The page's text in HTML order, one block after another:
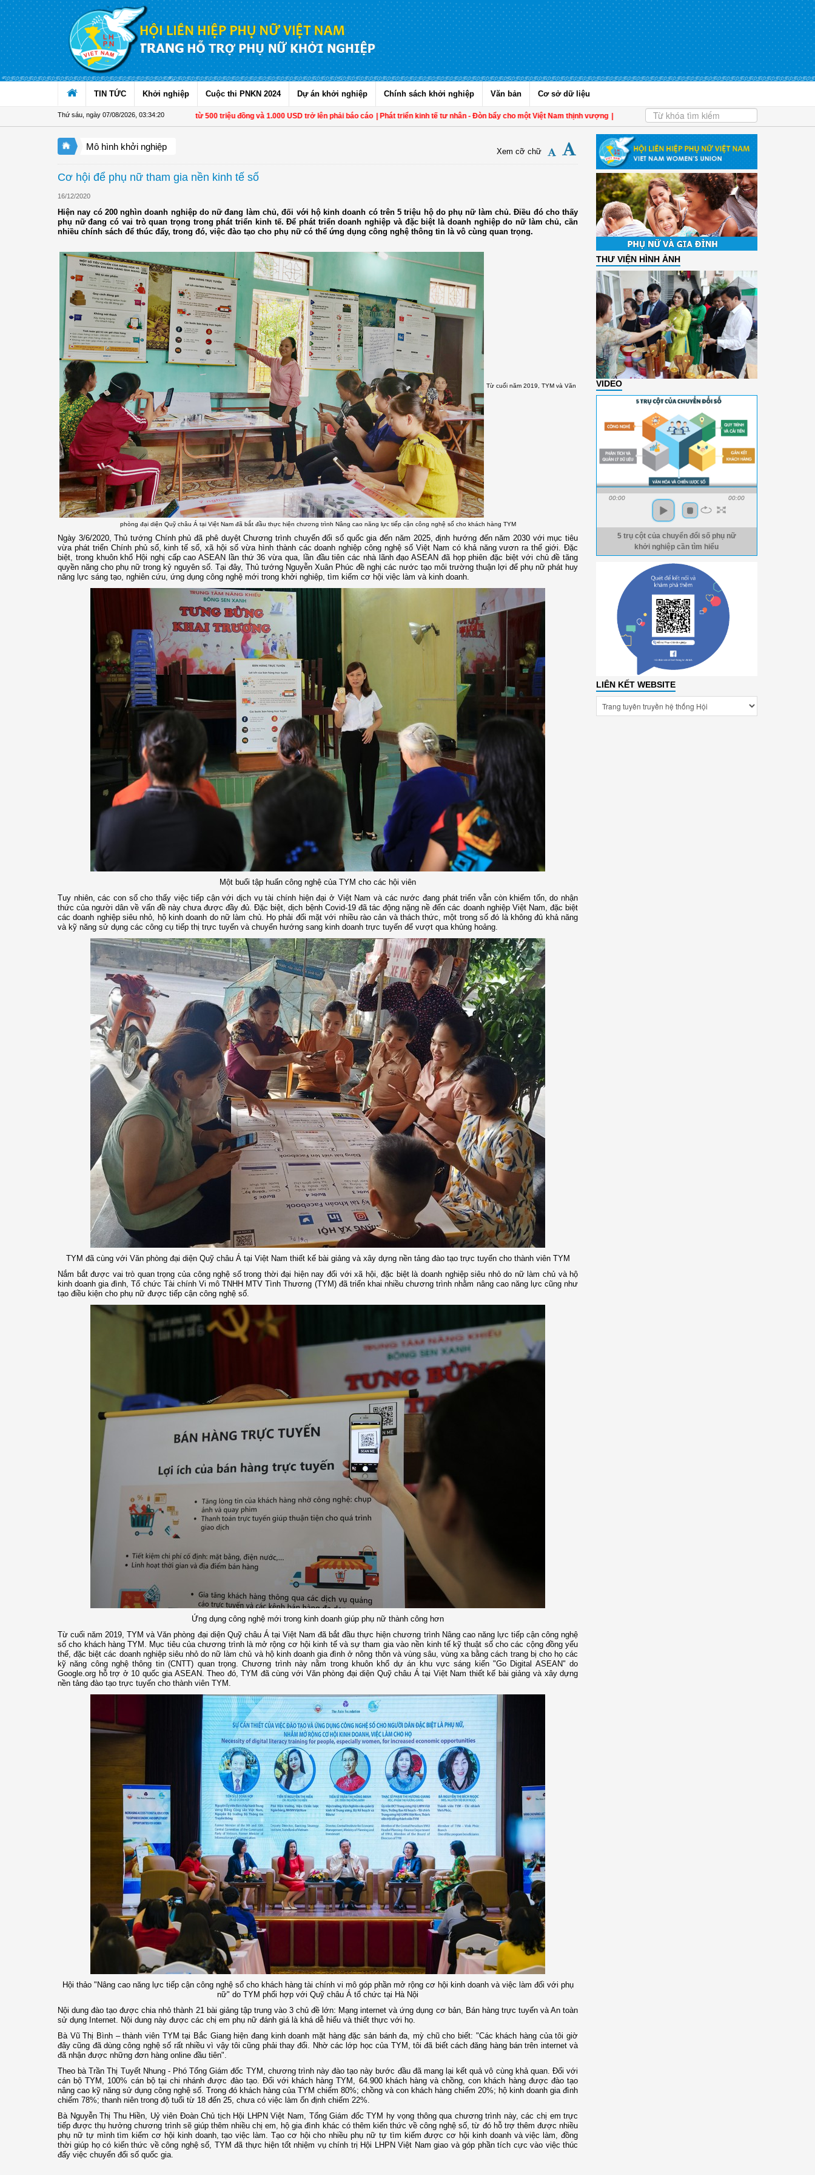
Truy cập nội dung luôn
TIN TỨC Khởi nghiệp Cuộc thi PNKN 2024 Dự án khởi nghiệp Chính sách khởi nghiệp Văn bản Cơ sở dữ liệu
Thứ sáu, ngày 07/08/2026 03:34:22
Từ 1/11, chuyển tiền từ 500 triệu đồng và 1.000 USD trở lên phải báo cáo | Phát triển kinh tế tư nhân - Đòn bẩy cho một Việt Nam thịnh vượng | Hội LHPN tỉnh Kiên Giang biểu dương phụ nữ tiêu biểu trong tham
Mô hình khởi nghiệp Xem cỡ chữ
Cơ hội để phụ nữ tham gia nền kinh tế số
16/12/2020
Hiện nay có 200 nghìn doanh nghiệp do nữ đang làm chủ, đối với hộ kinh doanh có trên 5 triệu hộ do phụ nữ làm chủ. Điều đó cho thấy
phụ nữ đang có vai trò quan trọng trong phát triển kinh tế. Để phát triển doanh nghiệp và đặc biệt là doanh nghiệp do nữ làm chủ, cần
nhiều chính sách để thúc đẩy, trong đó, việc đào tạo cho phụ nữ có thể ứng dụng công nghệ thông tin là vô cùng quan trọng.
Từ cuối năm 2019, TYM và Văn
phòng đại diện Quỹ châu Á tại Việt Nam đã bắt đầu thực hiện chương trình Nâng cao năng lực tiếp cận công nghệ số cho khách hàng TYM
Ngày 3/6/2020, Thủ tướng Chính phủ đã phê duyệt Chương trình chuyển đối số quốc gia đến năm 2025, định hướng đến năm 2030 với mục tiêu
vừa phát triển Chính phủ số, kinh tế số, xã hội số vừa hình thành các doanh nghiệp công nghệ số Việt Nam có khả năng vươn ra thế giới. Đặc
biệt, trong khuôn khổ Hội nghị cấp cao ASEAN lần thứ 36 vừa qua, lần đầu tiên các nhà lãnh đạo ASEAN đã họp phiên đặc biệt với chủ đề tăng
quyền năng cho phụ nữ trong kỷ nguyên số. Tại đây, Thủ tướng Nguyễn Xuân Phúc đề nghị các nước tạo môi trường thuận lợi để phụ nữ phát huy
năng lực sáng tạo, nghiên cứu, ứng dụng công nghệ mới trong khởi nghiệp, tìm kiếm cơ hội việc làm và kinh doanh.
Một buổi tập huấn công nghệ của TYM cho các hội viên
Tuy nhiên, các con số cho thấy việc tiếp cận với dịch vụ tài chính hiện đại ở Việt Nam và các nước đang phát triển vẫn còn khiếm tốn, do nhận
thức của người dân về vấn đề này chưa được đầy đủ. Đặc biệt, dịch bệnh Covid-19 đã tác động nặng nề đến các doanh nghiệp Việt Nam, đặc biệt
các doanh nghiệp siêu nhỏ, hộ kinh doanh do nữ làm chủ. Họ phải đối mặt với nhiều rào cản và thách thức, một trong số đó là không đủ khả năng
và kỹ năng sử dụng các công cụ tiếp thị trực tuyến và chuyển hướng sang kinh doanh trực tuyến để vượt qua khủng hoảng.
TYM đã cùng với Văn phòng đại diện Quỹ châu Á tại Việt Nam thiết kế bài giảng và xây dựng nền tảng đào tạo trực tuyến cho thành viên TYM
Nắm bắt được vai trò quan trọng của công nghệ số trong thời đại hiện nay đối với xã hội, đặc biệt là doanh nghiệp siêu nhỏ do nữ làm chủ và hộ
kinh doanh gia đình, Tổ chức Tài chính Vi mô TNHH MTV Tình Thương (TYM) đã triển khai nhiều chương trình nhằm nâng cao năng lực cũng như
tạo điều kiện cho phụ nữ được tiếp cận công nghệ số.
Ứng dụng công nghệ mới trong kinh doanh giúp phụ nữ thành công hơn
Từ cuối năm 2019, TYM và Văn phòng đại diện Quỹ châu Á tại Việt Nam đã bắt đầu thực hiện chương trình Nâng cao năng lực tiếp cận công nghệ
số cho khách hàng TYM. Mục tiêu của chương trình là mở rộng cơ hội kinh tế và sự tham gia vào nền kinh tế kỹ thuật số cho các cộng đồng yếu
thế, đặc biệt các doanh nghiệp siêu nhỏ do nữ làm chủ và hộ kinh doanh gia đình ở nông thôn và vùng sâu, vùng xa bằng cách trang bị cho họ các
kỹ năng công nghệ thông tin (CNTT) quan trọng. Chương trình này nằm trong khuôn khổ dự án khu vực sáng kiến "Go Digital ASEAN" do
Google.org hỗ trợ ở 10 quốc gia ASEAN. Theo đó, TYM đã cùng với Văn phòng đại diện Quỹ châu Á tại Việt Nam thiết kế bài giảng và xây dựng
nền tảng đào tạo trực tuyến cho thành viên TYM.
Hội thảo "Nâng cao năng lực tiếp cận công nghệ số cho khách hàng tài chính vi mô góp phần mở rộng cơ hội kinh doanh và việc làm đối với phụ
nữ" do TYM phối hợp với Quỹ châu Á tổ chức tại Hà Nội
Nội dung đào tạo được chia nhỏ thành 21 bài giảng tập trung vào 3 chủ đề lớn: Mạng internet và ứng dụng cơ bản, Bán hàng trực tuyến và An toàn
sử dụng Internet. Nội dung này được các chị em phụ nữ đánh giá là khá dễ hiểu và thiết thực với họ.
Bà Vũ Thị Bình – thành viên TYM tại Bắc Giang hiện đang kinh doanh mặt hàng đặc sản bánh đa, mỳ chũ cho biết: "Các khách hàng của tôi giờ
đây cũng đã dùng công nghệ số rất nhiều vì vậy tôi cũng phải thay đổi. Nhờ các lớp học của TYM, tôi đã biết cách đăng hàng bán trên internet và
đã nhận được những đơn hàng online đầu tiên".
Theo bà Trần Thị Tuyết Nhung - Phó Tổng Giám đốc TYM, chương trình này đào tạo này bước đầu đã mang lại kết quả vô cùng khả quan. Đối với
cán bộ TYM, 100% cán bộ tại chi nhánh được đào tạo. Đối với khách hàng TYM, 64.900 khách hàng và chồng, con khách hàng được đào tạo
nâng cao kỹ năng sử dụng công nghệ số. Trong đó khách hàng của TYM chiếm 80%; chồng và con khách hàng chiếm 20%; hộ kinh doanh gia đình
chiếm 78%; thanh niên trong độ tuổi từ 18 đến 25, chưa có việc làm ổn định chiếm 22%.
Bà Nguyễn Thị Thu Hiền, Uỷ viên Đoàn Chủ tịch Hội LHPN Việt Nam, Tổng Giám đốc TYM hy vọng thông qua chương trình này, các chị em trực
tiếp được thụ hưởng chương trình sẽ giúp thêm nhiều chị em, hộ gia đình khác có thêm kiến thức về công nghệ số, từ đó hỗ trợ thêm được nhiều
phụ nữ tự mình tìm kiếm cơ hội kinh doanh, tạo việc làm. Tạo cơ hội cho nhiều phụ nữ tự tìm kiếm được cơ hội kinh doanh và việc làm, đồng
thời giúp họ có kiến thức về công nghệ số, TYM đã thực hiện tốt nhiệm vụ chính trị Hội LHPN Việt Nam giao và góp phần tích cực vào việc thúc
đẩy việc chuyển đổi số quốc gia.
THƯ VIỆN HÌNH ẢNH
VIDEO
00:00 00:00
5 trụ cột của chuyển đổi số phụ nữ
khởi nghiệp cần tìm hiểu
LIÊN KẾT WEBSITE